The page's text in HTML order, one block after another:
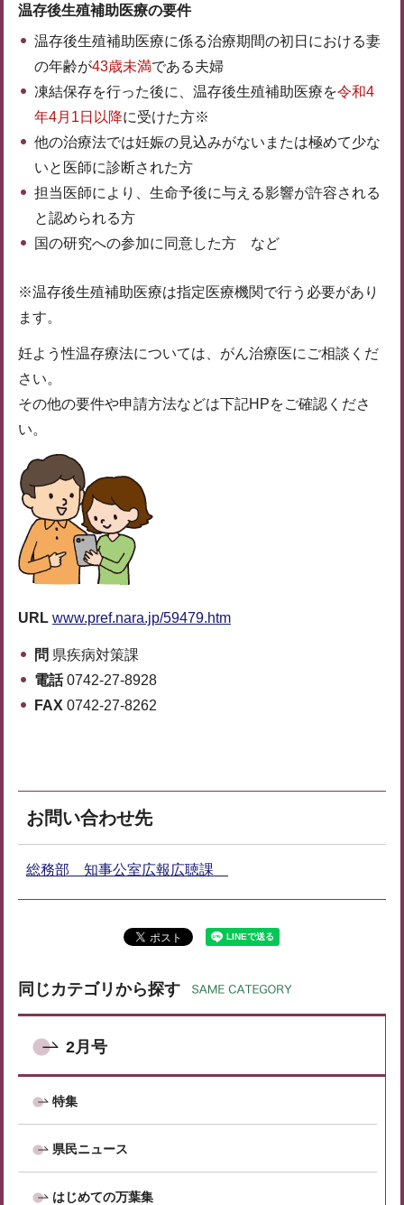
温存後生殖補助医療の要件
温存後生殖補助医療に係る治療期間の初日における妻
の年齢が43歳未満である夫婦
凍結保存を行った後に、温存後生殖補助医療を令和4
年4月1日以降に受けた方※
他の治療法では妊娠の見込みがないまたは極めて少な
いと医師に診断された方
担当医師により、生命予後に与える影響が許容される
と認められる方
国の研究への参加に同意した方 など
※温存後生殖補助医療は指定医療機関で行う必要があり
ます。
妊よう性温存療法については、がん治療医にご相談くだ
さい。
その他の要件や申請方法などは下記HPをご確認くださ
い。
URL www.pref.nara.jp/59479.htm
問 県疾病対策課
電話0742-27-8928
FAX 0742-27-8262
お問い合わせ先
総務部 知事公室広報広聴課
同じカテゴリから探す
2月号
特集
県民ニュース
はじめての万葉集